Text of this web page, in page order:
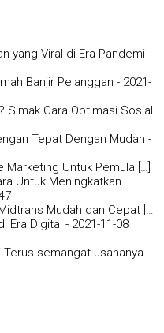
yang Viral di Era Pandemi
Banjir Pelanggan - 2021-
Simak Cara Optimasi Sosial
Tepat Dengan Mudah -
Marketing Untuk Pemula […]
Untuk Meningkatkan
Mudah dan Cepat […]
Era Digital - 2021-11-08
semangat usahanya